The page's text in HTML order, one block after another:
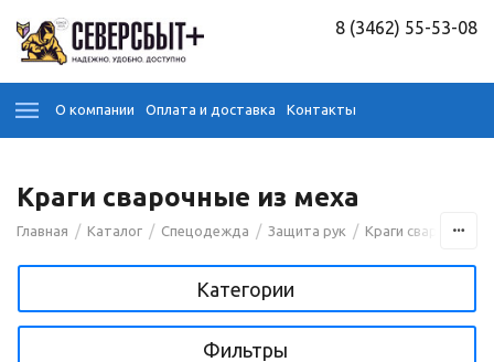
8 (3462) 55-53-08
О компании Оплата и доставка Контакты
Краги сварочные из меха
Главная / Каталог / Спецодежда / Защита рук / Краги сварочные
Категории
Фильтры